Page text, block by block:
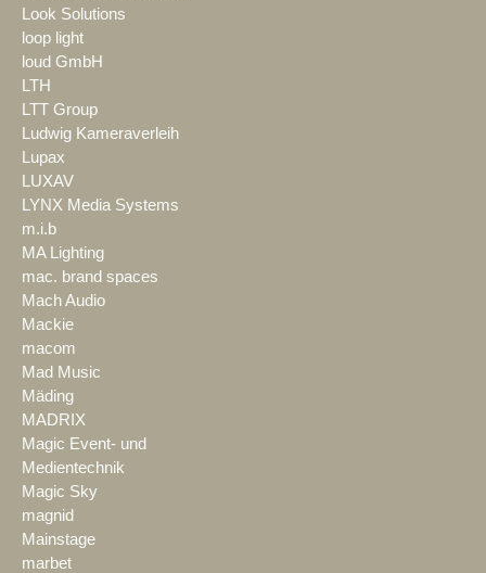
Look Solutions
loop light
loud GmbH
LTH
LTT Group
Ludwig Kameraverleih
Lupax
LUXAV
LYNX Media Systems
m.i.b
MA Lighting
mac. brand spaces
Mach Audio
Mackie
macom
Mad Music
Mäding
MADRIX
Magic Event- und
Medientechnik
Magic Sky
magnid
Mainstage
marbet